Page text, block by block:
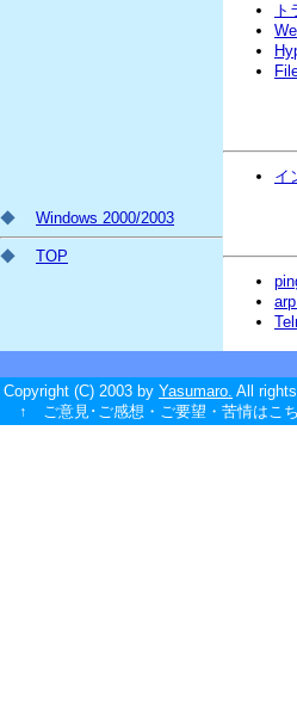
◆ Windows 2000/2003
◆ TOP
ト
イ
Copyright (C) 2003 by Yasumaro. All
↑ ご意見･ご感想・ご要望・苦情はこ